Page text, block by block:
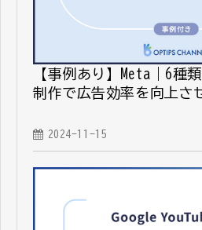
【事例あり】Meta｜6種
制作で広告効率を向上さ
2024-11-15